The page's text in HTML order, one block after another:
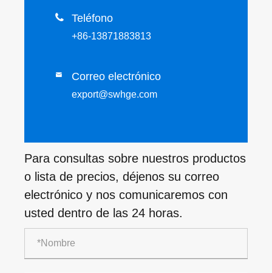
 Teléfono
+86-13871883813
 Correo electrónico
export@swhge.com
Para consultas sobre nuestros productos
o lista de precios, déjenos su correo
electrónico y nos comunicaremos con
usted dentro de las 24 horas.